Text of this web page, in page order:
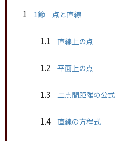
1 1節 点と直線
1.1 直線上の点
1.2 平面上の点
1.3 二点間距離の公式
1.4 直線の方程式